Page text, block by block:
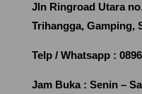
Jln Ringroad Utara
Trihangga, Gamping,
Telp / Whatsapp :
Jam Buka : Senin –